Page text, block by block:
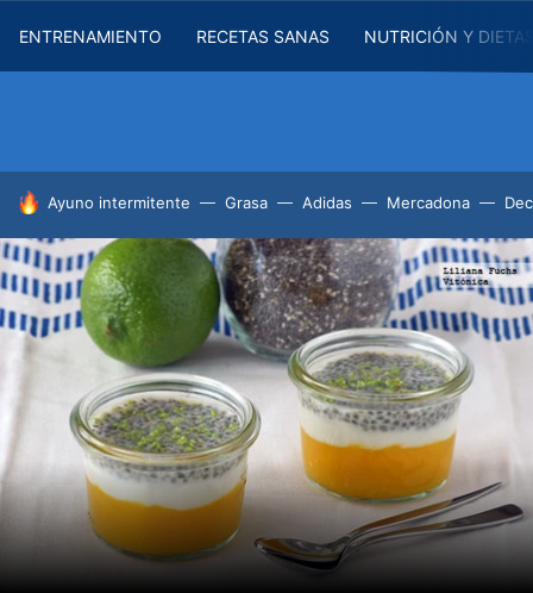
ENTRENAMIENTO RECETAS SANAS NUTRICIÓN Y
HOY SE HABLA DE
Ayuno intermitente Grasa Adidas Mercadona